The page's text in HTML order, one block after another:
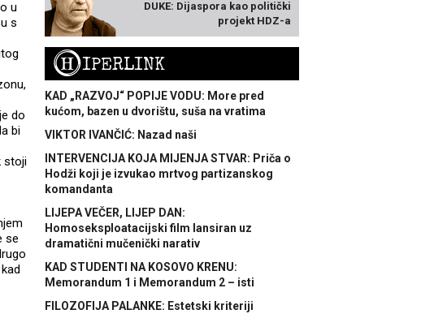
u
s
do
bi
stoji
se
DUKE: Dijaspora kao politički
projekt HDZ-a
HIPERLINK
KAD „RAZVOJ“ POPIJE VODU: More pred
kućom, bazen u dvorištu, suša na vratima
VIKTOR IVANČIĆ: Nazad naši
INTERVENCIJA KOJA MIJENJA STVAR: Priča o
Hodži koji je izvukao mrtvog partizanskog
komandanta
LIJEPA VEČER, LIJEP DAN:
Homoseksploatacijski film lansiran uz
dramatični mučenički narativ
KAD STUDENTI NA KOSOVO KRENU:
Memorandum 1 i Memorandum 2 – isti
FILOZOFIJA PALANKE: Estetski kriteriji